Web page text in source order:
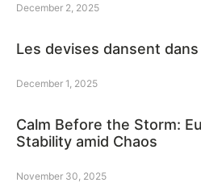
December 2, 2025
Les devises dansent
December 1, 2025
Calm Before the Storm:
Stability amid Chaos
November 30, 2025